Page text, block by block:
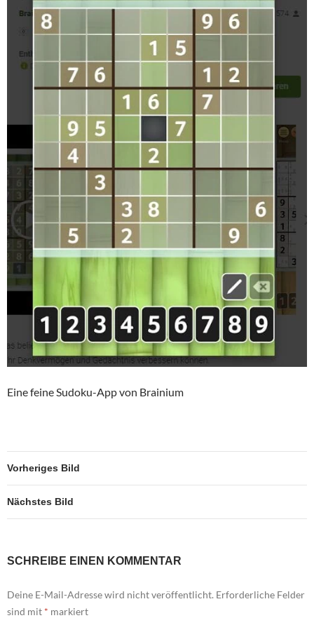
Eine feine Sudoku-App von Brainium
Vorheriges Bild
Nächstes Bild
SCHREIBE EINEN KOMMENTAR
Deine E-Mail-Adresse wird nicht veröffentlicht. Erforderliche Felder
sind mit * markiert